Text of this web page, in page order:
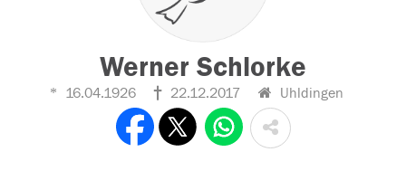
Werner Schlorke
16.04.1926 22.12.2017 Uhldingen